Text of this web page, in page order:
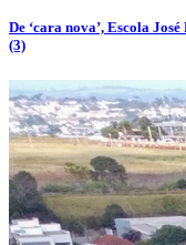
De ‘cara nova’, Escola
(3)